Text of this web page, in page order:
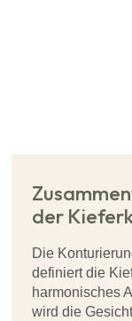
der
Die
definiert die
harmonisches
wird die